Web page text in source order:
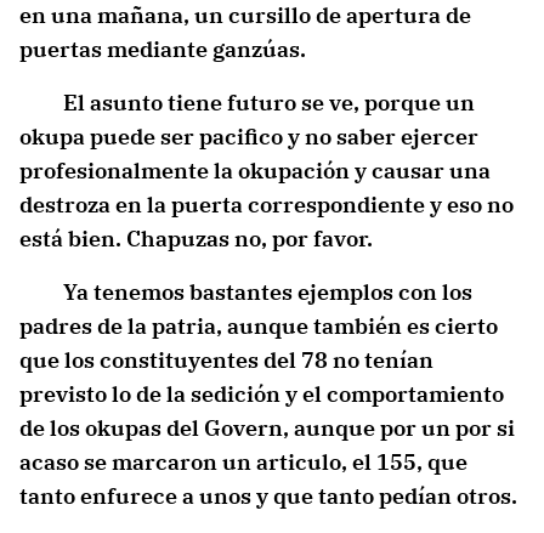
en una mañana, un cursillo de apertura de
puertas mediante ganzúas.
El asunto tiene futuro se ve, porque un
okupa puede ser pacifico y no saber ejercer
profesionalmente la okupación y causar una
destroza en la puerta correspondiente y eso no
está bien. Chapuzas no, por favor.
Ya tenemos bastantes ejemplos con los
padres de la patria, aunque también es cierto
que los constituyentes del 78 no tenían
previsto lo de la sedición y el comportamiento
de los okupas del Govern, aunque por un por si
acaso se marcaron un articulo, el 155, que
tanto enfurece a unos y que tanto pedían otros.